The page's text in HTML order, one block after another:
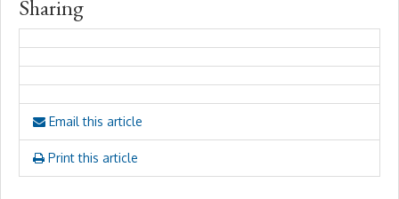
Sharing
Email this article
Print this article